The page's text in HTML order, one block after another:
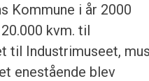
Kommune i år 2000
kvm. til
til Industrimuseet,
enestående blev